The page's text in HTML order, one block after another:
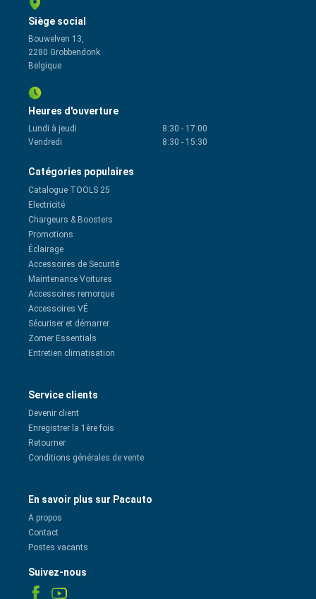
Siège social
Bouwelven 13,
2280 Grobbendonk
Belgique
Heures d'ouverture
Lundi à jeudi 8:30 - 17:00
Vendredi
8:30 - 15:30
Catégories populaires
Catalogue TOOLS 25
Electricité
Chargeurs & Boosters
Promotions
Éclairage
Accessoires de Securité
Maintenance Voitures
Accessoires remorque
Accessoires VÉ
Sécuriser et démarrer
Zomer Essentials
Entretien climatisation
Service clients
Devenir client
Enregistrer la 1ère fois
Retourner
Conditions générales de vente
En savoir plus sur Pacauto
A propos
Contact
Postes vacants
Suivez-nous